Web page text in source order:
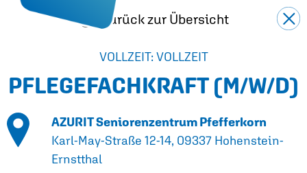
Zurück zur Übersicht
VOLLZEIT: VOLLZEIT
PFLEGEFACHKRAFT (M/W/D)
AZURIT Seniorenzentrum Pfefferkorn
Karl-May-Straße 12-14, 09337 Hohenstein-
Ernstthal